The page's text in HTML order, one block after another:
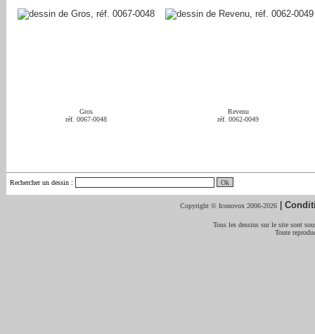
Gros
réf. 0067-0048
Revenu
réf. 0062-0049
Rechercher un dessin :
Copyright © Iconovox 2006-2026 |
Tous les dessins sur le site sont
Toute